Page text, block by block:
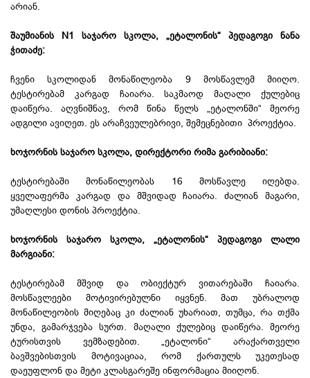
არიან.
შაუმიანის N1 საჯარო სკოლა, „ეტალონის“ პედაგოგი ნანა
ჭითაძე:
ჩვენი სკოლიდან მონაწილეობა 9 მოსწავლემ მიიღო.
ტესტირებამ კარგად ჩაიარა. საკმაოდ მაღალი ქულებიც
დაიწერა. აღვნიშნავ, რომ წინა წელს „ეტალონში“ მეორე
ადგილი ავიღეთ. ეს არაჩვეულებრივი, შემეცნებითი პროექტია.
ხოჯორნის საჯარო სკოლა, დირექტორი რიმა გარიბიანი:
ტესტირებაში მონაწილეობას 16 მოსწავლე იღებდა.
ყველაფერმა კარგად და მშვიდად ჩაიარა. ძალიან მაგარი,
უმაღლესი დონის პროექტია.
ხოჯორნის საჯარო სკოლა, „ეტალონის“ პედაგოგი ლალი
მარგიანი:
ტესტირებამ მშვიდ და ობიექტურ ვითარებაში ჩაიარა.
მოსწავლეები მოტივირებულნი იყვნენ. მათ უბრალოდ
მონაწილეობის მიღებაც კი ძალიან უხარიათ, თუმცა, რა თქმა
უნდა, გამარჯვება სურთ. მაღალი ქულებიც დაიწერა. მეორე
ტურისთვის ვემზადებით. „ეტალონი“ არაქართველი
ბავშვებისთვის მოტივაციაა, რომ ქართულს უკეთესად
დაეუფლონ და მეტი კლასგარეშე ინფორმაცია მიიღონ.